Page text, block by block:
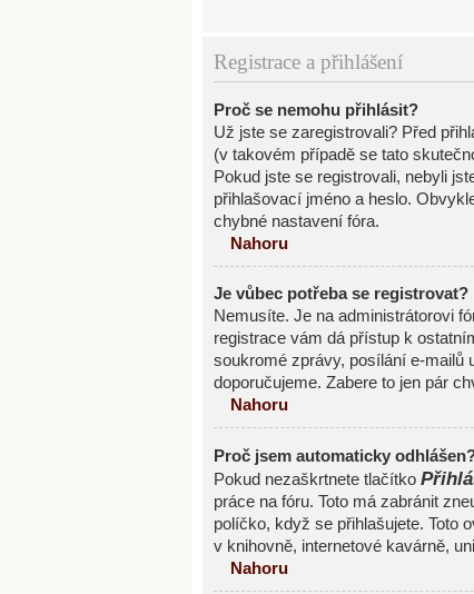
Registrace a přihlášení
Proč se nemohu přihlásit?
Už jste se zaregistrovali? Před
(v takovém případě se tato
Pokud jste se registrovali, nebyli
přihlašovací jméno a heslo.
chybné nastavení fóra.
Nahoru
Je vůbec potřeba se registrovat?
Nemusíte. Je na administrátorovi
registrace vám dá přístup k
soukromé zprávy, posílání e-mailů
doporučujeme. Zabere to jen pár
Nahoru
Proč jsem automaticky
Pokud nezaškrtnete tlačítko
práce na fóru. Toto má zabránit
políčko, když se přihlašujete. Toto
v knihovně, internetové kavárně,
Nahoru